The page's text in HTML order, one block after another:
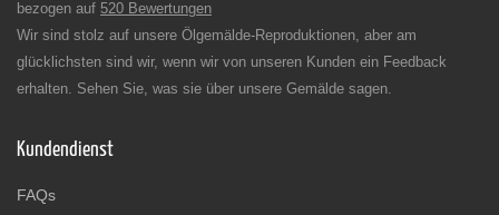
bezogen auf 520 Bewertungen
Wir sind stolz auf unsere Ölgemälde-Reproduktionen, aber am
glücklichsten sind wir, wenn wir von unseren Kunden ein Feedback
erhalten. Sehen Sie, was sie über unsere Gemälde sagen.
Kundendienst
FAQs